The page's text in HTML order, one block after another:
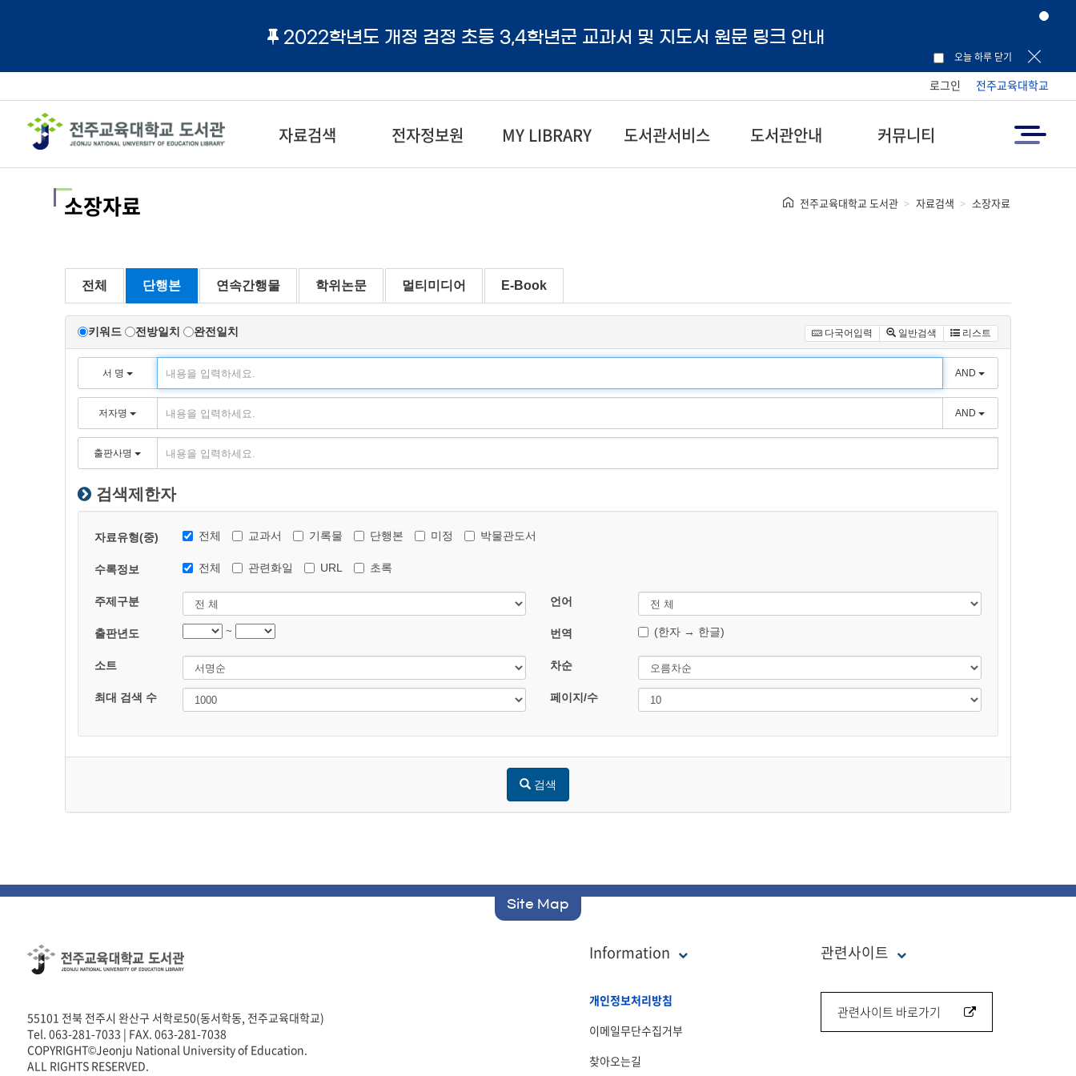
2022학년도 개정 검정 초등 3,4학년군 교과서 및 지도서 원문 링크 안내
오늘 하루 닫기
로그인 전주교육대학교
자료검색 전자정보원 MY LIBRARY 도서관서비스 도서관안내 커뮤니티
소장자료 전주교육대학교 도서관 자료검색 소장자료
전체 단행본 연속간행물 학위논문 멀티미디어 E-Book
키워드 전방일치 완전일치 다국어입력 일반검색 리스트
서 명 AND
저자명 AND
출판사명
검색제한자
자료유형(중) 전체 교과서 기록물 단행본 미정 박물관도서
수록정보 전체 관련화일 URL 초록
주제구분 언어
출판년도 ~ 번역 (한자 → 한글)
소트 차순
최대 검색 수 페이지/수
검색
Site Map
55101 전북 전주시 완산구 서학로50(동서학동, 전주교육대학교)
Tel. 063-281-7033 | FAX. 063-281-7038
COPYRIGHT©Jeonju National University of Education.
ALL RIGHTS RESERVED.
Information
개인정보처리방침
이메일무단수집거부
찾아오는길
관련사이트
관련사이트 바로가기